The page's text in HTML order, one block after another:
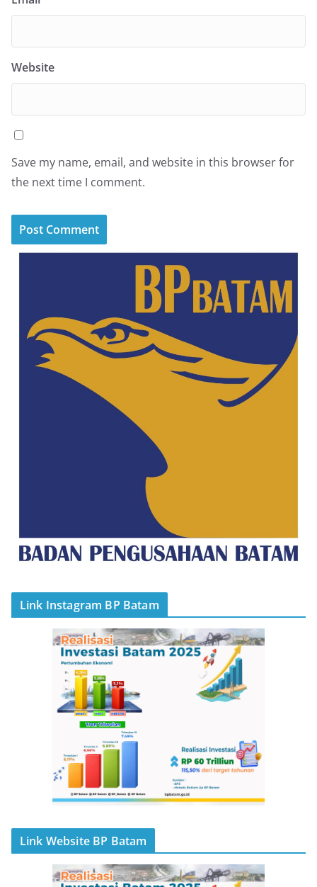
Website
Save my name, email, and website in this browser for
the next time I comment.
Link Instagram BP Batam
Link Website BP Batam